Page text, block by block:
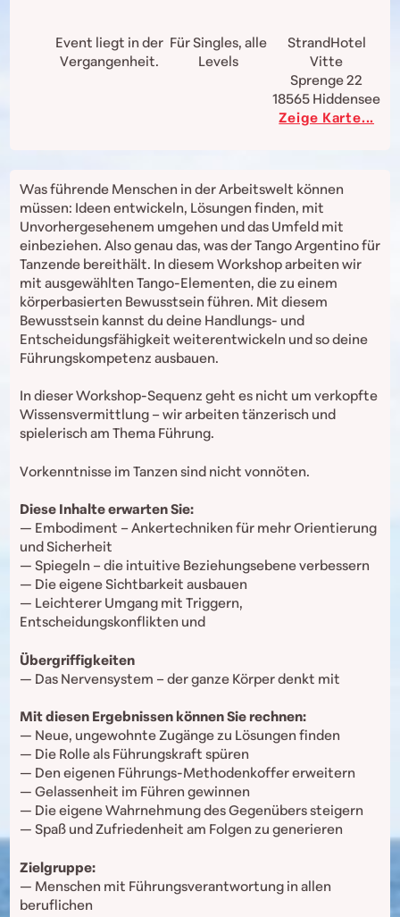
Event liegt in der
Vergangenheit.
Für Singles, alle
Levels
StrandHotel
Vitte
Sprenge 22
18565 Hiddensee
Zeige Karte...
Was führende Menschen in der Arbeitswelt können
müssen: Ideen entwickeln, Lösungen finden, mit
Unvorhergesehenem umgehen und das Umfeld mit
einbeziehen. Also genau das, was der Tango Argentino für
Tanzende bereithält. In diesem Workshop arbeiten wir
mit ausgewählten Tango-Elementen, die zu einem
körperbasierten Bewusstsein führen. Mit diesem
Bewusstsein kannst du deine Handlungs- und
Entscheidungsfähigkeit weiterentwickeln und so deine
Führungskompetenz ausbauen.
In dieser Workshop-Sequenz geht es nicht um verkopfte
Wissensvermittlung – wir arbeiten tänzerisch und
spielerisch am Thema Führung.
Vorkenntnisse im Tanzen sind nicht vonnöten.
Diese Inhalte erwarten Sie:
— Embodiment – Ankertechniken für mehr Orientierung
und Sicherheit
— Spiegeln – die intuitive Beziehungsebene verbessern
— Die eigene Sichtbarkeit ausbauen
— Leichterer Umgang mit Triggern,
Entscheidungskonflikten und
Übergriffigkeiten
— Das Nervensystem – der ganze Körper denkt mit
Mit diesen Ergebnissen können Sie rechnen:
— Neue, ungewohnte Zugänge zu Lösungen finden
— Die Rolle als Führungskraft spüren
— Den eigenen Führungs-Methodenkoffer erweitern
— Gelassenheit im Führen gewinnen
— Die eigene Wahrnehmung des Gegenübers steigern
— Spaß und Zufriedenheit am Folgen zu generieren
Zielgruppe:
— Menschen mit Führungsverantwortung in allen
beruflichen